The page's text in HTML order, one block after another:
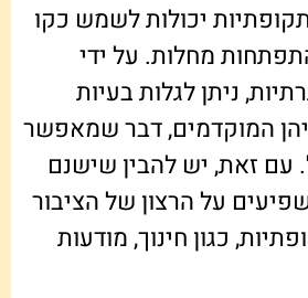
יכולות לשמש כקו
מחלות. על ידי
ניתן לגלות בעיות
המוקדמים, דבר שמאפשר
עם זאת, יש להבין שישנם
על הרצון של הציבור
כגון חינוך, מודעות